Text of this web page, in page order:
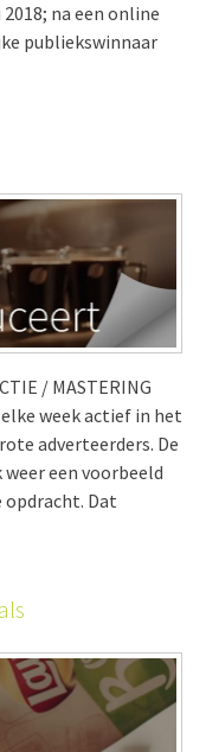
na een online
publiekswinnaar
/ MASTERING
elke week actief in het
adverteerders. De
een voorbeeld
opdracht. Dat